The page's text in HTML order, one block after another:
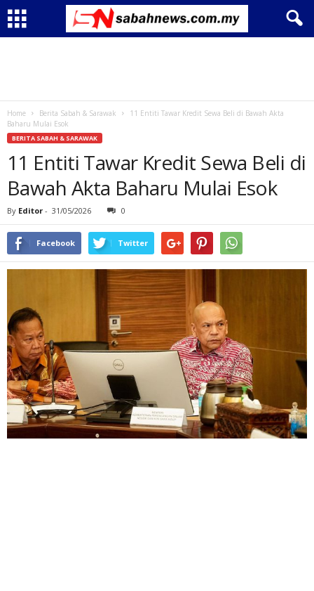
Home Berita Sabah & Sarawak
11 Entiti Tawar Kredit Sewa Beli di Bawah Akta
Baharu Mulai Esok
BERITA SABAH & SARAWAK
11 Entiti Tawar Kredit Sewa Beli di
Bawah Akta Baharu Mulai Esok
By Editor - 31/05/2026 0
Facebook Twitter